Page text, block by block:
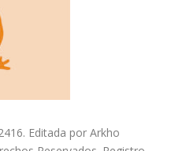
es enseñar
un menú en
por los
tampoco
se incluyan,
entra en escena y se
Editada por Arkho